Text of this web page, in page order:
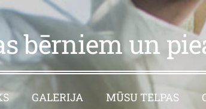
bērniem un
GALERIJA MŪSU TELPAS